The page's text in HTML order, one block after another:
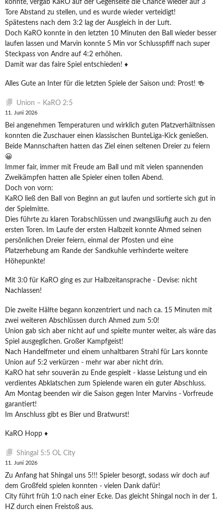
konnte, vergab KaRO auf der Gegenseite die Chance wieder auf 3
Tore Abstand zu stellen, und es wurde wieder verteidigt!
Spätestens nach dem 3:2 lag der Ausgleich in der Luft.
Doch KaRO konnte in den letzten 10 Minuten den Ball wieder besser
laufen lassen und Marvin konnte 5 Min vor Schlusspfiff nach super
Steckpass von Andre auf 4:2 erhöhen.
Damit war das faire Spiel entschieden! ♦️
Alles Gute an Inter für die letzten Spiele der Saison und: Prost! 🍻
Union – KaRO 2:5
11. Juni 2026
Bei angenehmen Temperaturen und wirklich guten Platzverhältnissen
konnten die Zuschauer einen klassischen BunteLiga-Kick genießen.
Beide Mannschaften hatten das Ziel einen seltenen Dreier zu feiern
😀
Immer fair, immer mit Freude am Ball und mit vielen spannenden
Zweikämpfen hatten alle Spieler einen tollen Abend.
Doch von vorn:
KaRO ließ den Ball von Beginn an gut laufen und sortierte sich gut in
der Spielmitte.
Dies führte zu klaren Torabschlüssen und zwangsläufig auch zu den
ersten Toren. Im Laufe der ersten Halbzeit konnte Ahmed seinen
persönlichen Dreier feiern, einmal der Pfosten und eine
Platzerhebung am Rande der Sandkuhle verhinderte weitere
Höhepunkte!
Mit 3:0 für KaRO ging es zur Halbzeitansprache - Devise: nicht
Nachlassen!
Die zweite Hälfte begann konzentriert und nach ca. 15 Minuten mit
zwei weiteren Abschlüssen durch Ahmed zum 5:0!
Union gab sich aber nicht auf und spielte munter weiter, als wäre das
Spiel ausgeglichen. Großer Kampfgeist!
Nach Handelfmeter und einem unhaltbaren Strahl für Lars konnte
Union auf 5:2 verkürzen - mehr war aber nicht drin.
KaRO hat sehr souverän zu Ende gespielt - klasse Leistung und ein
verdientes Abklatschen zum Spielende waren ein guter Abschluss.
Am Montag beenden wir die Saison gegen Inter Marvins - Vorfreude
garantiert!
Im Anschluss gibt es Bier und Bratwurst!
KaRO Hopp ♦️
Shingal 5:5 OL City
11. Juni 2026
Zu Anfang hat Shingal uns 5!!! Spieler besorgt, sodass wir doch auf
dem Großfeld spielen konnten - vielen Dank dafür!
City führt früh 1:0 nach einer Ecke. Das gleicht Shingal noch in der 1.
HZ durch einen Freistoß aus.